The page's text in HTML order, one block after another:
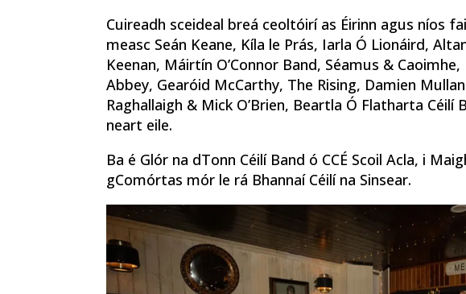
Cuireadh sceideal breá ceoltóirí as Éirinn agus níos
measc Seán Keane, Kíla le Prás, Iarla Ó Lionáird,
Keenan, Máirtín O’Connor Band, Séamus &
Abbey, Gearóid McCarthy, The Rising, Damien
Raghallaigh & Mick O’Brien, Beartla Ó Flatharta Céilí
neart eile.
Ba é Glór na dTonn Céilí Band ó CCÉ Scoil Acla, i
gComórtas mór le rá Bhannaí Céilí na Sinsear.